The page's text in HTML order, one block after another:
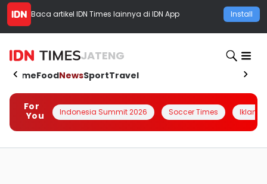
Baca artikel IDN Times lainnya di IDN App Install
JATENG
HomeFoodNewsSportTravel
For
You
Indonesia Summit 2026 Soccer Times Iklanin